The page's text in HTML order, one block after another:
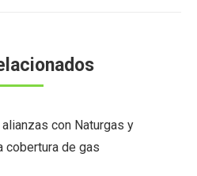
con Naturgas y
cobertura de gas